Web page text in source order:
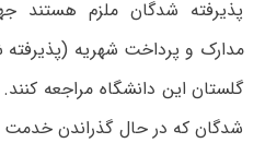
پذیرفته شدگان ملزم هستند
مدارک و پرداخت شهریه
گلستان این دانشگاه مراجعه